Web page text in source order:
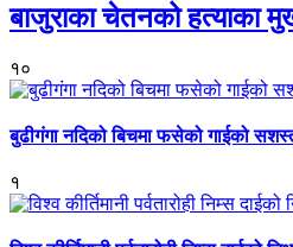
बाजुराका चेतनको हत्याका
१०
बुढीगंगा नदिको बिचमा फसेको गाईको सशस्त्र
१